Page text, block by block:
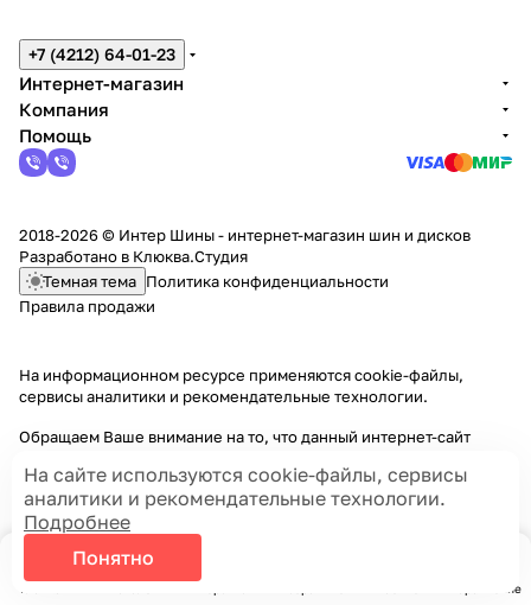
Сравнение
+7 (4212) 64-01-23
Интернет-магазин
Компания
Помощь
2018-2026 © Интер Шины - интернет-магазин шин и дисков
Разработано в Клюква.Студия
Темная тема Политика конфиденциальности
Правила продажи
На информационном ресурсе применяютсяcookie-файлы,
сервисы аналитики и рекомендательные технологии.
Обращаем Ваше внимание на то, что данный интернет-сайт
условиях информационные материалы и цены, размещенные на
сайте, не являются публичной офертой, определяемой
положениями Статей 435 и 437 Гражданского кодекса РФ.
На сайте используются cookie-файлы, сервисы
аналитики и рекомендательные технологии.
Подробнее
Понятно